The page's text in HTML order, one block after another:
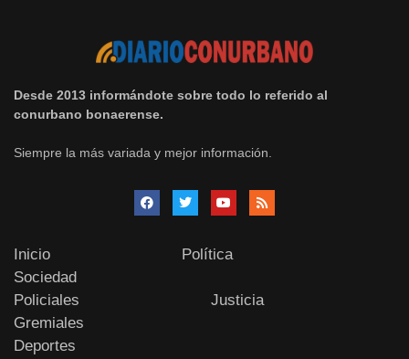
Desde 2013 informándote sobre todo lo referido al
conurbano bonaerense.
Siempre la más variada y mejor información.
Inicio
Política
Sociedad
Policiales
Justicia
Gremiales
Deportes